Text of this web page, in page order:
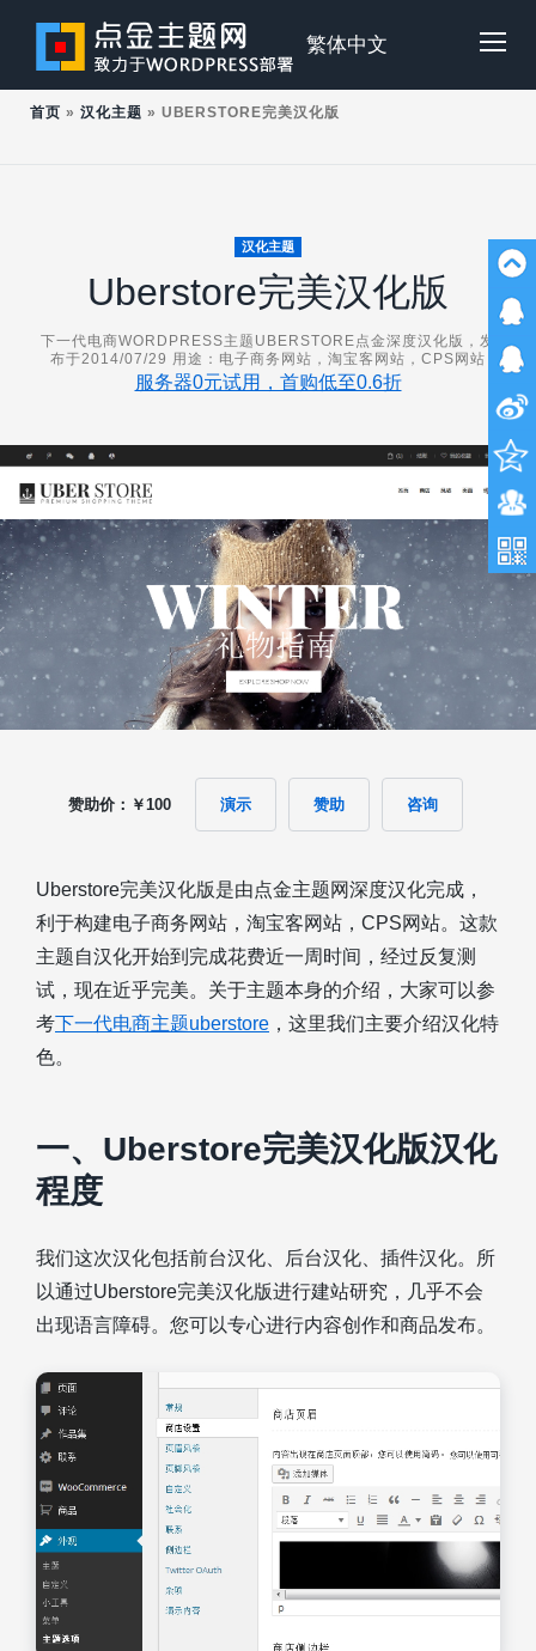
content
点
题
繁体中文
首页 » 汉化主题 » UBERSTORE完美汉化版
汉化主题
Uberstore完美汉化版
下一代电商WORDPRESS主题UBERSTORE点金深度汉化版，发
布于2014/07/29 用途：电子商务网站，淘宝客网站，CPS网站
服务器0元试用，首购低至0.6折
赞助价：￥100 演示 赞助 咨询
Uberstore完美汉化版是由点金主题网深度汉化完成，
利于构建电子商务网站，淘宝客网站，CPS网站。这款
主题自汉化开始到完成花费近一周时间，经过反复测
试，现在近乎完美。关于主题本身的介绍，大家可以参
考下一代电商主题uberstore ，这里我们主要介绍汉化特
色。
一、Uberstore完美汉化版汉化
程度
我们这次汉化包括前台汉化、后台汉化、插件汉化。所
以通过Uberstore完美汉化版进行建站研究，几乎不会
出现语言障碍。您可以专心进行内容创作和商品发布。